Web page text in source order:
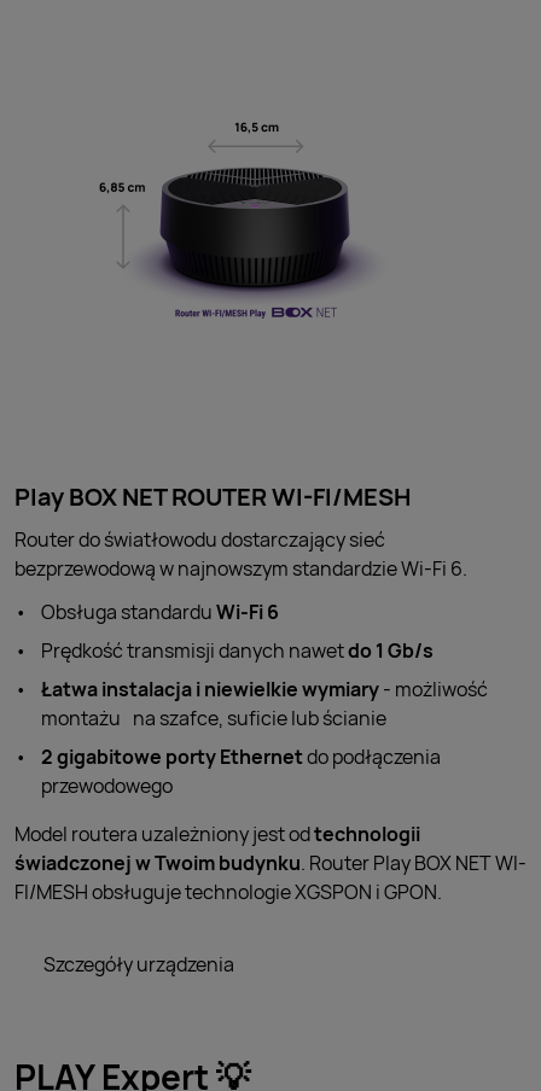
Play BOX NET ROUTER WI-FI/MESH
Router do światłowodu dostarczający sieć
bezprzewodową w najnowszym standardzie Wi-Fi 6.
Obsługa standarduWi-Fi 6
Prędkość transmisji danych nawetdo 1 Gb/s
Łatwa instalacja i niewielkie wymiary- możliwość
montażu na szafce, suficie lub ścianie
2 gigabitowe porty Ethernetdo podłączenia
przewodowego
Model routera uzależniony jest odtechnologii
świadczonej w Twoim budynku. Router Play BOX NET WI-
FI/MESH obsługuje technologie XGSPON i GPON.
Szczegóły urządzenia
PLAY Expert 💡